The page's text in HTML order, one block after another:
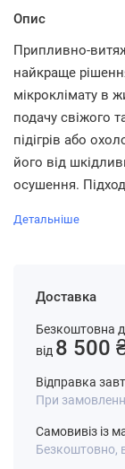
Опис
Припливно-
найкраще
мікроклімату в
подачу свіжого
підігрів або
його від
осушення.
Детальніше
Доставка
Безкоштовна
від 8 500
Відправка
При
Самовивіз із
Безкоштовно,